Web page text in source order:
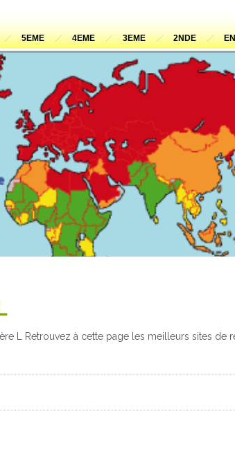
5EME 4EME 3EME 2NDE
L Retrouvez à cette page les meilleurs sites de